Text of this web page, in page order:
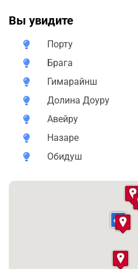
Живописный регион Дору
Комфортабельный
переезды
Продуманная программа,
адаптировать под ваши
Места, которые сложно
Старт вашего путешествия.
атмосферному центру Порту,
Вы увидите
Порту
Брага
Гимарайнш
Долина Доуру
Авейру
Назаре
Обидуш